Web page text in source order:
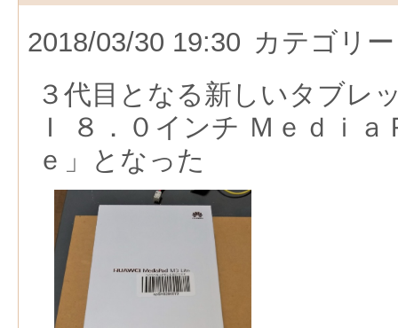
2018/03/30 19:30 カテゴリ
３代目となる新しいタブレ
Ｉ ８．０インチ Ｍｅｄｉ
ｅ」となった